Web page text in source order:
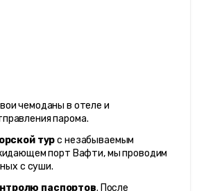
чемоданы в отеле и
парома.
тур с незабываемым
порт Вафти, мы проводим
с суши.
паспортов. После